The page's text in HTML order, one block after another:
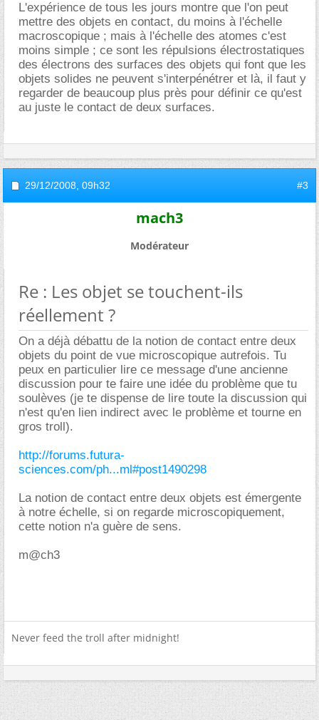
L'expérience de tous les jours montre que l'on peut
mettre des objets en contact, du moins à l'échelle
macroscopique ; mais à l'échelle des atomes c'est
moins simple ; ce sont les répulsions électrostatiques
des électrons des surfaces des objets qui font que les
objets solides ne peuvent s'interpénétrer et là, il faut y
regarder de beaucoup plus près pour définir ce qu'est
au juste le contact de deux surfaces.
29/12/2008, 09h32 #3
mach3
Modérateur
Re : Les objet se touchent-ils
réellement ?
On a déjà débattu de la notion de contact entre deux
objets du point de vue microscopique autrefois. Tu
peux en particulier lire ce message d'une ancienne
discussion pour te faire une idée du problème que tu
soulèves (je te dispense de lire toute la discussion qui
n'est qu'en lien indirect avec le problème et tourne en
gros troll).
http://forums.futura-
sciences.com/ph...ml#post1490298
La notion de contact entre deux objets est émergente
à notre échelle, si on regarde microscopiquement,
cette notion n'a guère de sens.
m@ch3
Never feed the troll after midnight!